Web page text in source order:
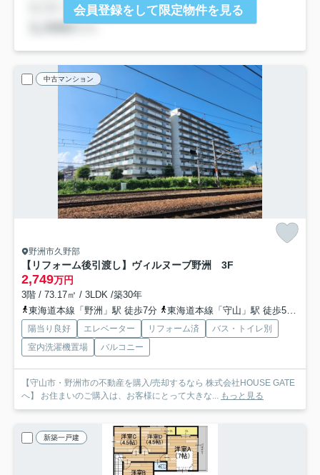
会員登録をして限定物件を見る
中古マンション
野洲市久野部
【リフォーム後引渡し】ヴィルヌーブ野洲 3F
2,749万円
3階 / 73.17㎡ / 3LDK /築30年
東海道本線「野洲」駅 徒歩7分
東海道本線「守山」駅 徒歩50分
陽当り良好 エレベーター リフォーム済
バス・トイレ別
室内洗濯機置場
バルコニー
【守山市・野洲市の不動産を購入/売却するなら 株式会社HOUSE GATE
へ】 お住まいのご購入は、お客様にとって大きな... もっと見る
新築一戸建